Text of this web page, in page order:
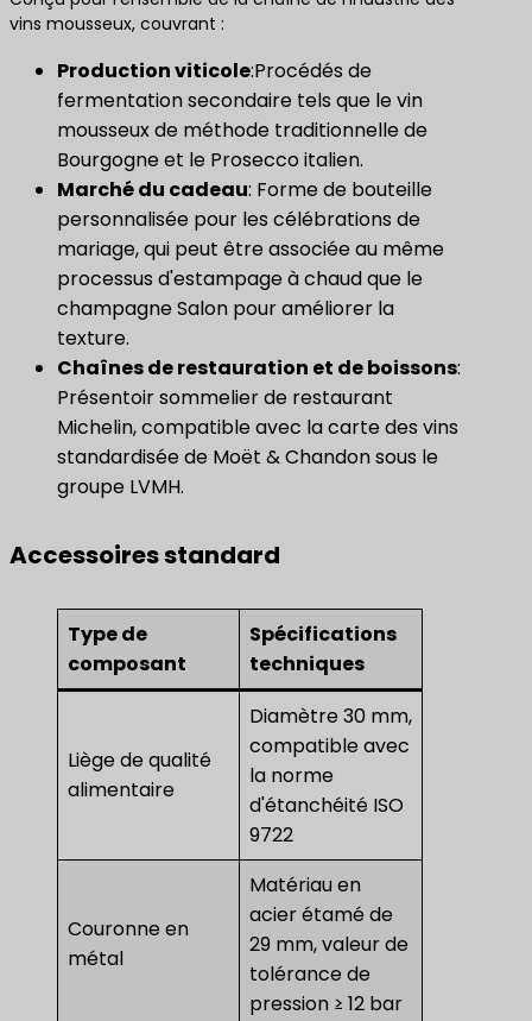
vins mousseux, couvrant :
Production viticole:Procédés de
fermentation secondaire tels que le vin
mousseux de méthode traditionnelle de
Bourgogne et le Prosecco italien.
Marché du cadeau: Forme de bouteille
personnalisée pour les célébrations de
mariage, qui peut être associée au même
processus d'estampage à chaud que le
champagne Salon pour améliorer la
texture.
Chaînes de restauration et de boissons:
Présentoir sommelier de restaurant
Michelin, compatible avec la carte des vins
standardisée de Moët & Chandon sous le
groupe LVMH.
Accessoires standard
Type de
composant
Spécifications
techniques
Liège de qualité
alimentaire
Diamètre 30 mm,
compatible avec
la norme
d'étanchéité ISO
9722
Couronne en
métal
Matériau en
acier étamé de
29 mm, valeur de
tolérance de
pression ≥ 12 bar